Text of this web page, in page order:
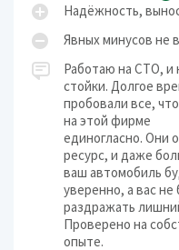
Надёжность,
Явных минусов не
Работаю на СТО, и
стойки. Долгое
пробовали все,
на этой фирме
единогласно. Они
ресурс, и даже
ваш автомобиль
уверенно, а вас не
раздражать
Проверено на
опыте.